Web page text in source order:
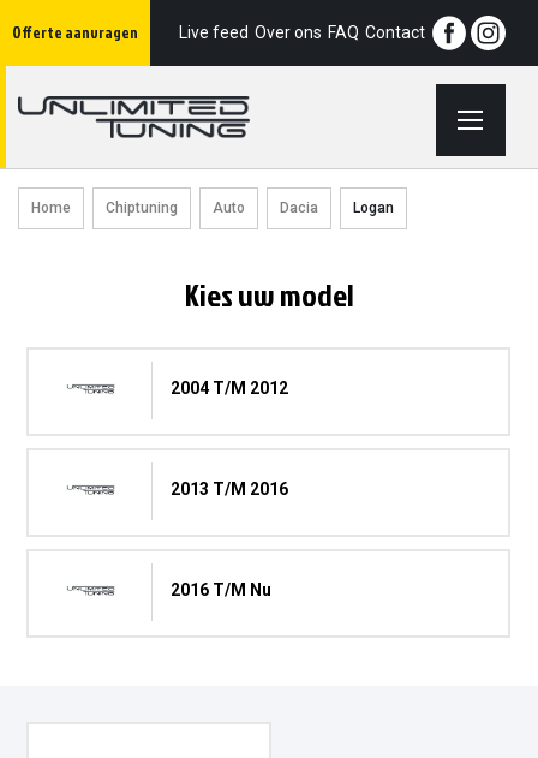
Offerte aanvragen
naarLive feed Over ons FAQ Contact
Home Chiptuning Auto Dacia Logan
Kies uw model
2004 T/m 2012
2013 T/m 2016
2016 T/m Nu